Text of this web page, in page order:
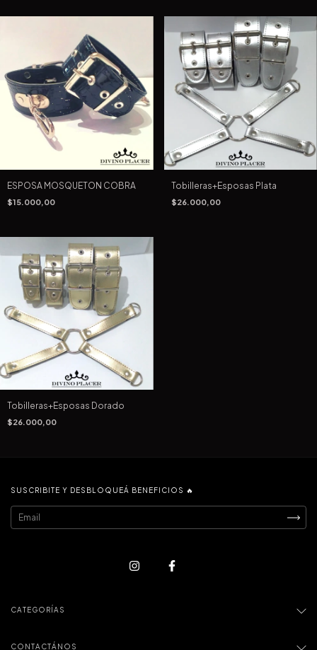
ESPOSA MOSQUETON COBRA
$15.000,00
Tobilleras+Esposas Plata
$26.000,00
Tobilleras+Esposas Dorado
$26.000,00
SUSCRIBITE Y DESBLOQUEÁ BENEFICIOS 🔥
CATEGORÍAS
CONTACTÁNOS